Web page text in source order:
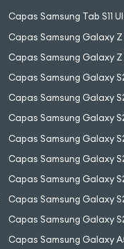
Capas Samsung Tab S11
Capas Samsung Galaxy Z
Capas Samsung Galaxy Z
Capas Samsung Galaxy
Capas Samsung Galaxy
Capas Samsung Galaxy
Capas Samsung Galaxy
Capas Samsung Galaxy
Capas Samsung Galaxy
Capas Samsung Galaxy
Capas Samsung Galaxy
Capas Samsung Galaxy